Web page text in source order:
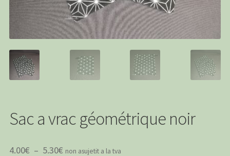
Sac a vrac géométrique noir
4.00€ – 5.30€Plage
non asujetit a la tva